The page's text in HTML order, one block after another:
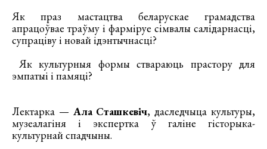
Як праз мастацтва беларускае грамадства
апрацоўвае траўму і фарміруе сімвалы салідарнасці,
супраціву і новай ідэнтычнасці?
Як культурныя формы ствараюць прастору для
эмпатыі і памяці?
Лектарка — Ала Сташкевіч, даследчыца культуры,
музеалагіня і экспертка ў галіне гісторыка-
культурнай спадчыны.